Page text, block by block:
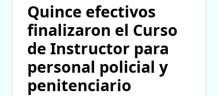
Quince efectivos
finalizaron el Curso
de Instructor para
personal policial y
penitenciario